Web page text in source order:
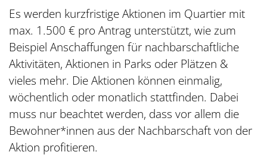
Es werden kurzfristige Aktionen im Quartier mit
max. 1.500 € pro Antrag unterstützt, wie zum
Beispiel Anschaffungen für nachbarschaftliche
Aktivitäten, Aktionen in Parks oder Plätzen &
vieles mehr. Die Aktionen können einmalig,
wöchentlich oder monatlich stattfinden. Dabei
muss nur beachtet werden, dass vor allem die
Bewohner*innen aus der Nachbarschaft von der
Aktion profitieren.